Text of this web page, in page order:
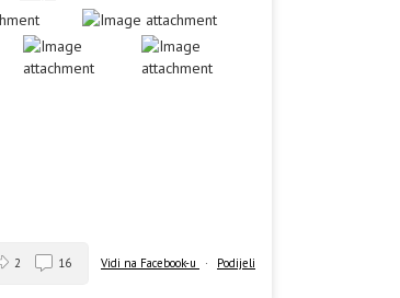
Vidi na Facebook-u · Podijeli
2 16